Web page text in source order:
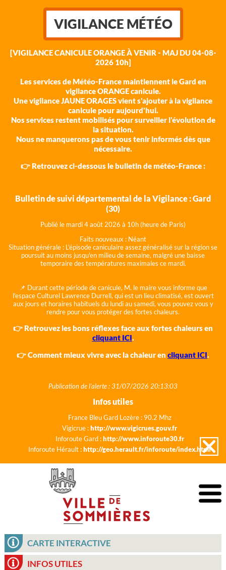
VIGILANCE MÉTÉO
[VIGILANCE CANICULE ORANGE À VENIR - MAJ DU 04-08-
2026 10h]
Les services de Météo-France maintiennent le Gard en
vigilance ORANGE canicule.
Une vigilance JAUNE ORAGES vient s'ajouter à la vigilance
canicule pour aujourd'hui.
Nos services restent mobilisés pour surveiller l'évolution de
la situation.
Nous ne manquerons pas de vous tenir informés dès que
nécessaire.
👉 Retrouvez ci-dessous le bulletin de météo-France :
Bulletin de suivi départemental de la Vigilance : Gard
(30)
Publié le mardi 4 août 2026 à 10h (heure de Paris)
Faits nouveaux : Néant
Situation générale : L'épisode caniculaire assez généralisé sur la région se
poursuit au moins jusqu'en milieu de semaine, malgré une baisse
temporaire des températures maximales ce mardi.
📌 Durant cette période de canicule, M. le maire vous informe que
l'espace Culturel Lawrence Durrell, qui est un lieu climatisé, est ouvert
aux jours et horaires habituels du lundi au samedi, vous pouvez vous y
rendre pour vous protéger des fortes chaleurs.
👉 Retrouvez les bons réflexes face aux fortes chaleurs en
cliquant ICI.
👉 Comment mieux vivre avec la chaleur en cliquant ICI.
Publication de l'alerte : 31/07/2026 20:13:03
Infos utiles
France Bleu Gard Lozère : 90.2 Mhz
Vigicrue :http://www.vigicrues.gouv.fr
Inforoute Gard :http://www.inforoute30.fr
Inforoute Hérault :http://geo.herault.fr/inforoute/index.html
CARTE INTERACTIVE
INFOS UTILES